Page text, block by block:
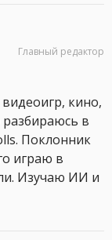
Главный редактор
кино,
разбираюсь в
Поклонник
играю в
Изучаю ИИ и